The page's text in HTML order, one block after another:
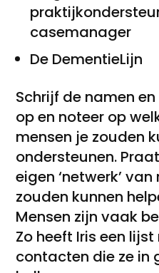
casemanager
De DementieLijn
Schrijf de namen
op en noteer op
mensen je zouden
ondersteunen.
eigen ‘netwerk’
zouden kunnen
Mensen zijn vaak
Zo heeft Iris een
contacten die ze in